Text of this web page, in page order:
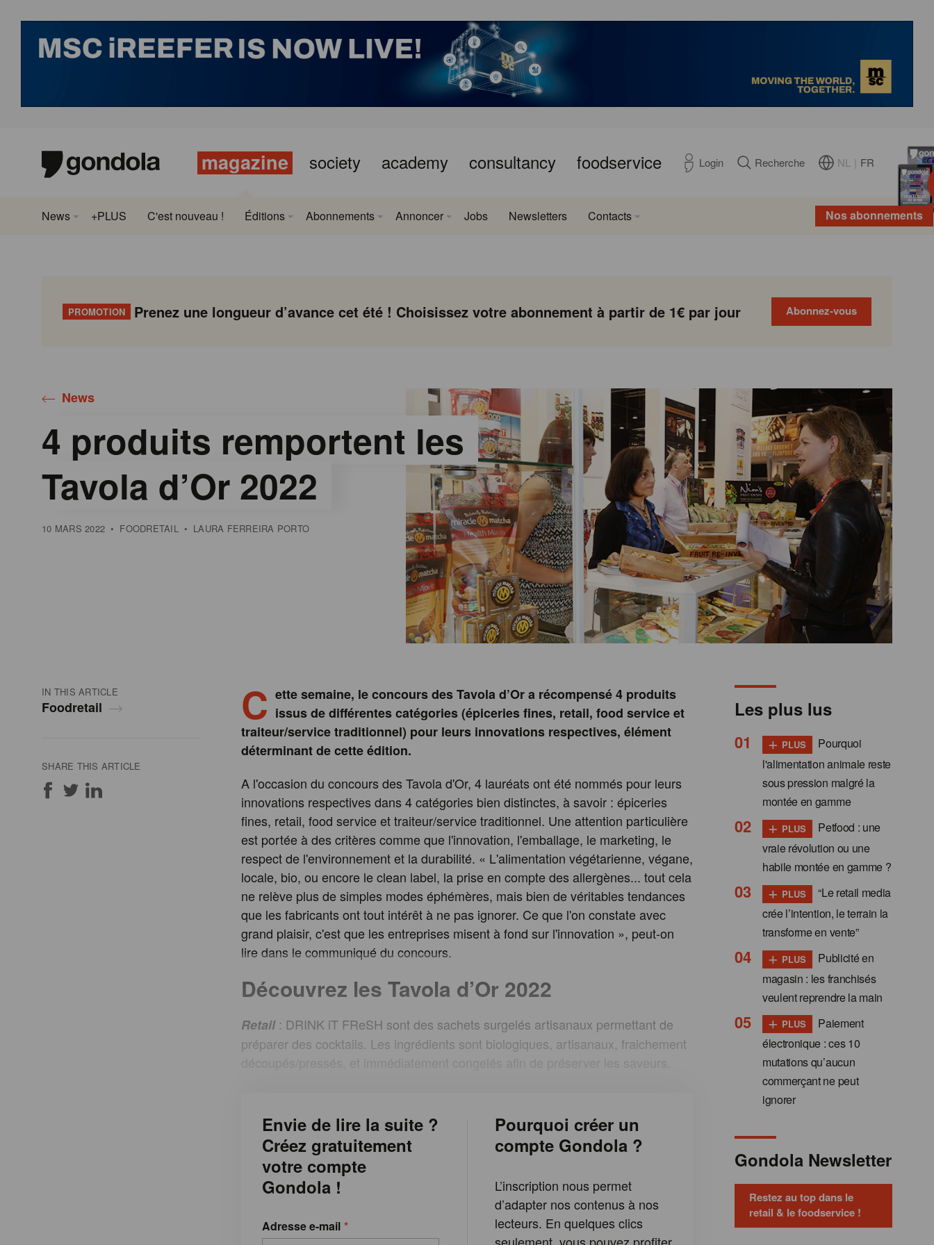
magazine society academy consultancy foodservice Login Recherche NL FR
Nos abonnements
News +PLUS C'est nouveau ! Éditions Abonnements Annoncer Jobs Newsletters Contacts
PROMOTION Prenez une longueur d’avance cet été ! Choisissez votre abonnement à partir de 1€ par jour Abonnez-vous
News
4 produits remportent les
Tavola d’Or 2022
10 MARS 2022 • FOODRETAIL • LAURA FERREIRA PORTO
IN THIS ARTICLE
Foodretail
SHARE THIS ARTICLE
C ette semaine, le concours des Tavola d’Or a récompensé 4 produits
issus de différentes catégories (épiceries fines, retail, food service et
traiteur/service traditionnel) pour leurs innovations respectives, élément
déterminant de cette édition.
A l'occasion du concours des Tavola d'Or, 4 lauréats ont été nommés pour leurs
innovations respectives dans 4 catégories bien distinctes, à savoir : épiceries
fines, retail, food service et traiteur/service traditionnel. Une attention particulière
est portée à des critères comme que l'innovation, l'emballage, le marketing, le
respect de l'environnement et la durabilité. « L'alimentation végétarienne, végane,
locale, bio, ou encore le clean label, la prise en compte des allergènes... tout cela
ne relève plus de simples modes éphémères, mais bien de véritables tendances
que les fabricants ont tout intérêt à ne pas ignorer. Ce que l'on constate avec
grand plaisir, c'est que les entreprises misent à fond sur l'innovation », peut-on
lire dans le communiqué du concours.
Découvrez les Tavola d’Or 2022
Retail: DRINK iT FReSH sont des sachets surgelés artisanaux permettant de
préparer des cocktails. Les ingrédients sont biologiques, artisanaux, fraichement
découpés/pressés, et immédiatement congelés afin de préserver les saveurs.
Envie de lire la suite ?
Créez gratuitement
votre compte
Gondola !
Adresse e-mail
Pourquoi créer un
compte Gondola ?
L’inscription nous permet
d’adapter nos contenus à nos
lecteurs. En quelques clics
Les plus lus
+ PLUS
Pourquoi
l'alimentation animale reste
sous pression malgré la
montée en gamme
+ PLUS
Petfood : une
vraie révolution ou une
habile montée en gamme ?
+ PLUS
“Le retail media
crée l’intention, le terrain la
transforme en vente”
+ PLUS
Publicité en
magasin : les franchisés
veulent reprendre la main
+ PLUS
Paiement
électronique : ces 10
mutations qu’aucun
commerçant ne peut
ignorer
Gondola Newsletter
Restez au top dans le
retail & le foodservice !